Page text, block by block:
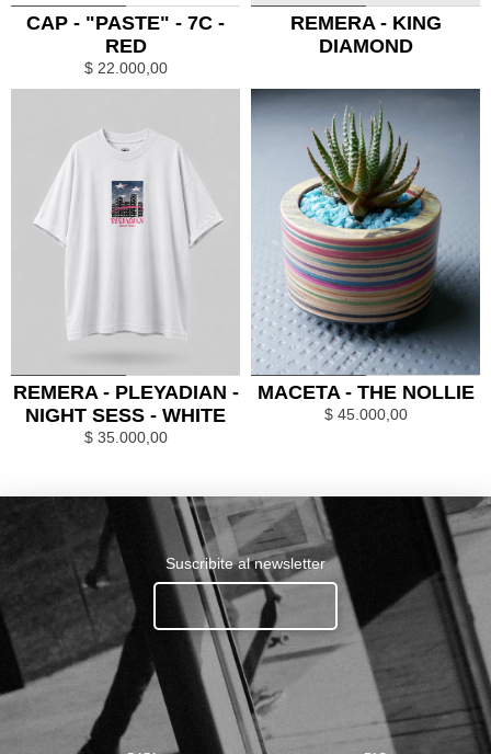
0 1
CAP - "PASTE" - 7C -
RED
$22.000,00
0 1
REMERA - KING
DIAMOND
0 1
REMERA - PLEYADIAN -
NIGHT SESS - WHITE
$35.000,00
0 1
MACETA - THE NOLLIE
$45.000,00
Suscribite al newsletter
Ingresa tu email.......